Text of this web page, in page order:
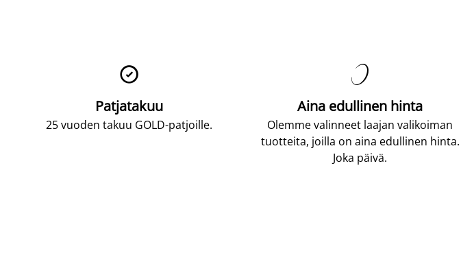

Patjatakuu
25 vuoden takuu GOLD-patjoille.

Aina edullinen hinta
Olemme valinneet laajan valikoiman
tuotteita, joilla on aina edullinen hinta.
Joka päivä.